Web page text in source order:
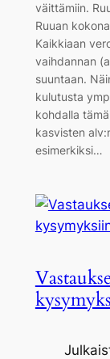
väittämiin.
Ruuan
Kaikkiaan
vaihdannan
suuntaan.
kulutusta
kohdalla
kasvisten
esimerkiksi…